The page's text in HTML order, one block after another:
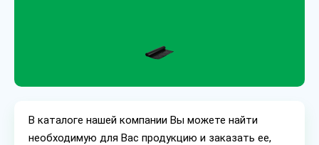
В каталоге нашей компании Вы можете найти
необходимую для Вас продукцию и заказать ее,